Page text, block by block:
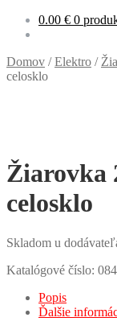
0.00 € 0
Domov /Elektro /
celosklo
Žiarovka
celosklo
Skladom u
Katalógové číslo:
Popis
Ďalšie